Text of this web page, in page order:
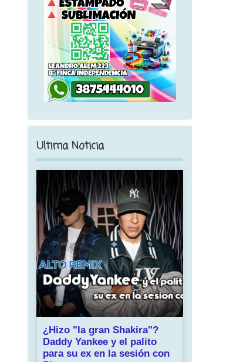
Ultima Noticia
¿Hizo "la gran Shakira"?
Daddy Yankee y el palito
para su ex en la sesión con